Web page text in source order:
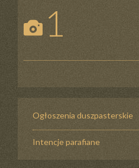
1
Ogłoszenia duszpasterskie
Intencje parafiane